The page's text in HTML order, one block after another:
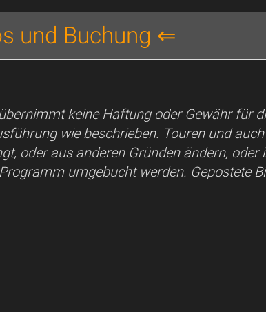
und Buchung ⇐
keine Haftung oder Gewähr für
wie beschrieben. Touren und
oder aus anderen Gründen ändern, oder
umgebucht werden. Gepostete